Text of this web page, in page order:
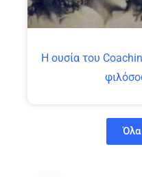
Η ουσία του
Όλα